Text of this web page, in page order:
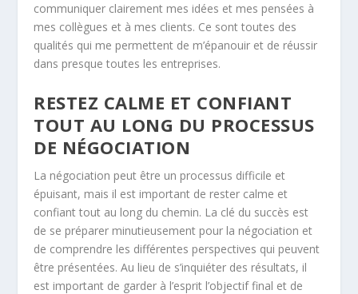
communiquer clairement mes idées et mes pensées à
mes collègues et à mes clients. Ce sont toutes des
qualités qui me permettent de m’épanouir et de réussir
dans presque toutes les entreprises.
RESTEZ CALME ET CONFIANT
TOUT AU LONG DU PROCESSUS
DE NÉGOCIATION
La négociation peut être un processus difficile et
épuisant, mais il est important de rester calme et
confiant tout au long du chemin. La clé du succès est
de se préparer minutieusement pour la négociation et
de comprendre les différentes perspectives qui peuvent
être présentées. Au lieu de s’inquiéter des résultats, il
est important de garder à l’esprit l’objectif final et de